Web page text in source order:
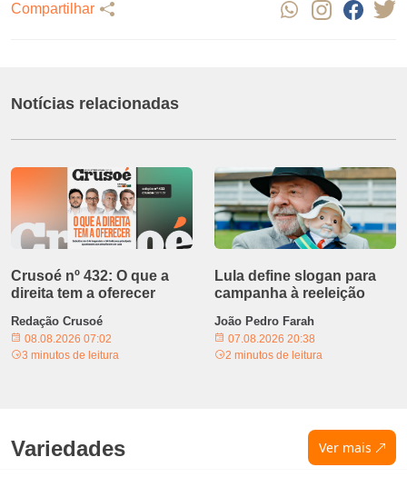
Compartilhar
Notícias relacionadas
Crusoé nº 432: O que a
direita tem a oferecer
Redação Crusoé
08.08.2026 07:02
3 minutos de leitura
Lula define slogan para
campanha à reeleição
João Pedro Farah
07.08.2026 20:38
2 minutos de leitura
Variedades Ver mais